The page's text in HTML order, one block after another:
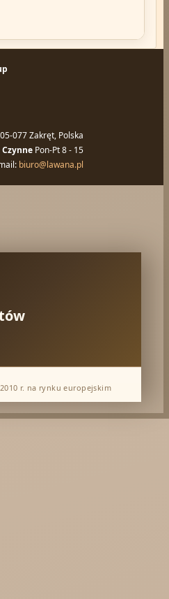
077 Zakręt, Polska
Czynne Pon-Pt 8 - 15
biuro@lawana.pl
r. na rynku europejskim